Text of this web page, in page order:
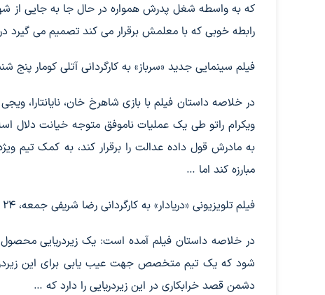
که به واسطه شغل پدرش همواره در حال جا به جایی از
رابطه خوبی که با معلمش برقرار می کند تصمیم می گیرد
فیلم سینمایی جدید «سرباز» به کارگردانی آتلی کومار پنج شنبه، ۲۳ فروردین ماه ساعت ۲۳ و ۴۵ دقیقه پخش
در خلاصه داستان فیلم با بازی شاهرخ خان، نایانتارا،
ویکرام راتو طی یک عملیات ناموفق متوجه خیانت دلال
به مادرش قول داده عدالت را برقرار کند، به کمک
مبارزه کند اما …
فیلم تلویزیونی «دریادار» به کارگردانی رضا شریفی جمعه، ۲۴ فروردین ماه ساعت ۱۶ پخش خواهد شد.
در خلاصه داستان فیلم آمده است: یک زیردریایی
شود که یک تیم متخصص جهت عیب یابی برای این
دشمن قصد خرابکاری در این زیردریایی را دارد که …